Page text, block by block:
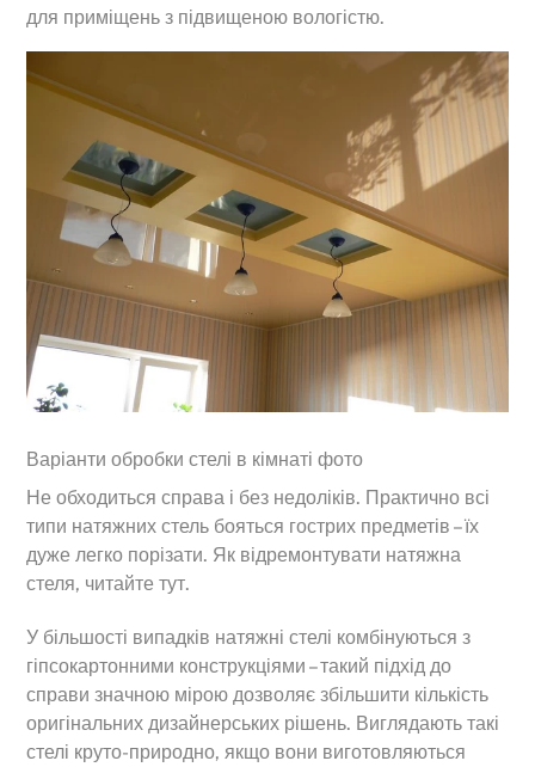
для приміщень з підвищеною вологістю.
Варіанти обробки стелі в кімнаті фото
Не обходиться справа і без недоліків. Практично всі
типи натяжних стель бояться гострих предметів – їх
дуже легко порізати. Як відремонтувати натяжна
стеля, читайте тут.
У більшості випадків натяжні стелі комбінуються з
гіпсокартонними конструкціями – такий підхід до
справи значною мірою дозволяє збільшити кількість
оригінальних дизайнерських рішень. Виглядають такі
стелі круто-природно, якщо вони виготовляються